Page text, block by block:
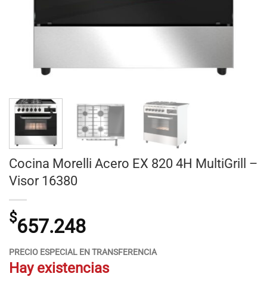
Cocina Morelli Acero EX 820 4H MultiGrill –
Visor 16380
$657.248
PRECIO ESPECIAL EN TRANSFERENCIA
Hay existencias